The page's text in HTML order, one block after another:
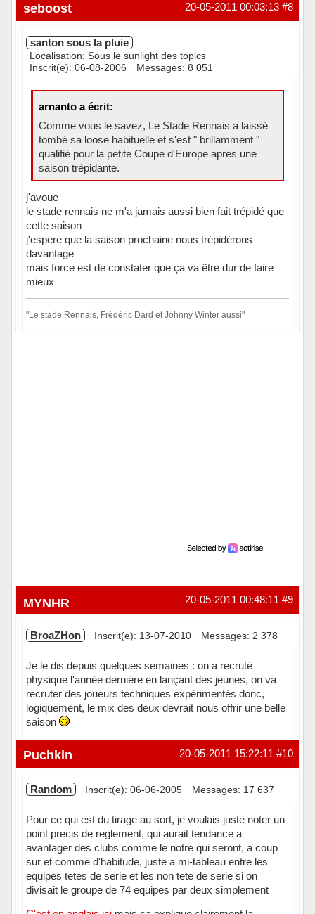
Hors ligne #8
20-05-2011 00:03:13
seboost
santon sous la pluie
Localisation: Sous le sunlight des topics
Inscrit(e): 06-08-2006
Messages: 8 051
arnanto a écrit:
Comme vous le savez, Le Stade Rennais a laissé
tombé sa loose habituelle et s'est " brillamment "
qualifié pour la petite Coupe d'Europe après une
saison trépidante.
j'avoue
le stade rennais ne m'a jamais aussi bien fait trépidé que
cette saison
j'espere que la saison prochaine nous trépidérons
davantage
mais force est de constater que ça va être dur de faire
mieux
"Le stade Rennais, Frédéric Dard et Johnny Winter aussi"
#9
20-05-2011 00:48:11
MYNHR
BroaZHon Inscrit(e): 13-07-2010 Messages: 2 378
Je le dis depuis quelques semaines : on a recruté
physique l'année dernière en lançant des jeunes, on va
recruter des joueurs techniques expérimentés donc,
logiquement, le mix des deux devrait nous offrir une belle
saison
Hors ligne #10
20-05-2011 15:22:11
Puchkin
Random Inscrit(e): 06-06-2005 Messages: 17 637
Pour ce qui est du tirage au sort, je voulais juste noter un
point precis de reglement, qui aurait tendance a
avantager des clubs comme le notre qui seront, a coup
sur et comme d'habitude, juste a mi-tableau entre les
equipes tetes de serie et les non tete de serie si on
divisait le groupe de 74 equipes par deux simplement